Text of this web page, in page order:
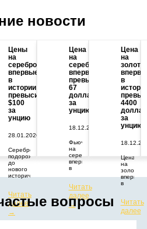
новости
Цены
на
серебро
впервые
в
истории
превысили
$100
за
унцию
28.01.2026
Серебро
подорожало
до
нового
исторического
растут
из-за
дефицита
поставок
и
Читать
далее
→
Цена
на
серебро
впервые
превысила
67
долларов
за
унцию
18.12.2025
Фьючерс
на
серебро
впервые
в
67
долларов
за
тройскую
Читать
далее
→
Цена
на
золото
в
4400
за
унцию
Цена
на
золото
впервые
в
отметку
в
4400
Читать
далее
→
вопросы